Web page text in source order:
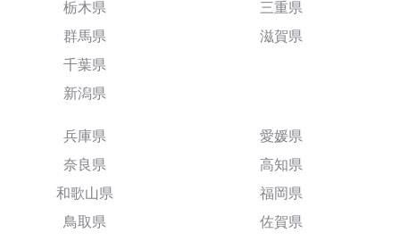
栃木県
群馬県
千葉県
新潟県
三重県
滋賀県
兵庫県
奈良県
和歌山県
鳥取県
愛媛県
高知県
福岡県
佐賀県